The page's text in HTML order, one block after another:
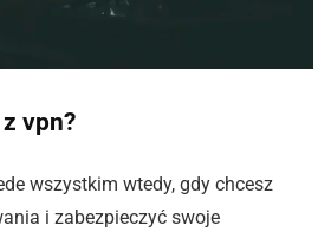
vpn?
wszystkim wtedy, gdy chcesz
i zabezpieczyć swoje